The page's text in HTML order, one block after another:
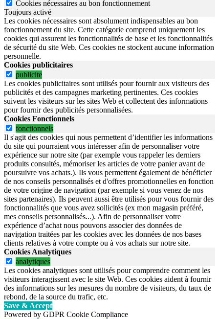
Cookies nécessaires au bon fonctionnement
Toujours activé
Les cookies nécessaires sont absolument indispensables au bon
fonctionnement du site. Cette catégorie comprend uniquement les
cookies qui assurent les fonctionnalités de base et les fonctionnalités
de sécurité du site Web. Ces cookies ne stockent aucune information
personnelle.
Cookies publicitaires
publicite
Les cookies publicitaires sont utilisés pour fournir aux visiteurs des
publicités et des campagnes marketing pertinentes. Ces cookies
suivent les visiteurs sur les sites Web et collectent des informations
pour fournir des publicités personnalisées.
Cookies Fonctionnels
fonctionnels
Il s'agit des cookies qui nous permettent d’identifier les informations
du site qui pourraient vous intéresser afin de personnaliser votre
expérience sur notre site (par exemple vous rappeler les derniers
produits consultés, mémoriser les articles de votre panier avant de
poursuivre vos achats.). Ils vous permettent également de bénéficier
de nos conseils personnalisés et d'offres promotionnelles en fonction
de votre origine de navigation (par exemple si vous venez de nos
sites partenaires). Ils peuvent aussi être utilisés pour vous fournir des
fonctionnalités que vous avez sollicités (ex mon magasin préféré,
mes conseils personnalisés...). Afin de personnaliser votre
expérience d’achat nous pouvons associer des données de
navigation traitées par les cookies avec les données de nos bases
clients relatives à votre compte ou à vos achats sur notre site.
Cookies Analytiques
analytiques
Les cookies analytiques sont utilisés pour comprendre comment les
visiteurs interagissent avec le site Web. Ces cookies aident à fournir
des informations sur les mesures du nombre de visiteurs, du taux de
rebond, de la source du trafic, etc.
Save & Accept
Powered by GDPR Cookie Compliance